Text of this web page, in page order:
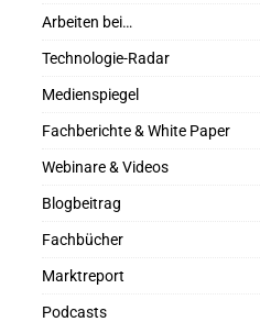
Arbeiten bei…
Technologie-Radar
Medienspiegel
Fachberichte & White Paper
Webinare & Videos
Blogbeitrag
Fachbücher
Marktreport
Podcasts